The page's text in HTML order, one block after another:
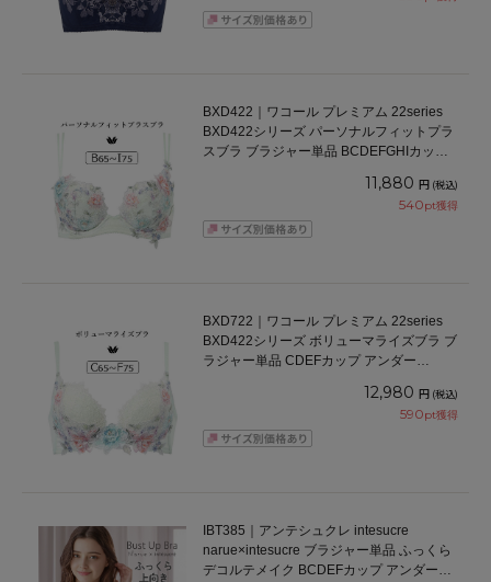
BXD422｜ワコール プレミアム 22series
BXD422シリーズ パーソナルフィットプラ
スブラ ブラジャー単品 BCDEFGHIカップ
11,880 円 (税込)
540pt獲得
BXD722｜ワコール プレミアム 22series
BXD422シリーズ ボリューマライズブラ ブ
ラジャー単品 CDEFカップ アンダー
12,980 円 (税込)
590pt獲得
IBT385｜アンテシュクレ intesucre
narue×intesucre ブラジャー単品 ふっくら
デコルテメイク BCDEFカップ アンダー